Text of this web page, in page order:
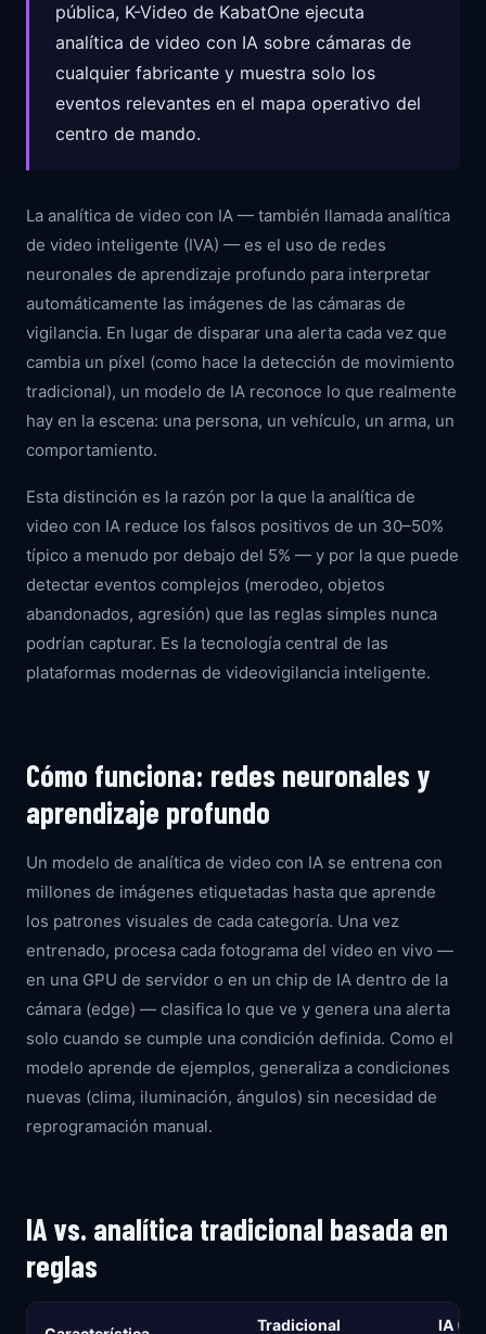
pública, K-Video de KabatOne ejecuta
analítica de video con IA sobre cámaras de
cualquier fabricante y muestra solo los
eventos relevantes en el mapa operativo del
centro de mando.
La analítica de video con IA — también llamada analítica
de video inteligente (IVA) — es el uso de redes
neuronales de aprendizaje profundo para interpretar
automáticamente las imágenes de las cámaras de
vigilancia. En lugar de disparar una alerta cada vez que
cambia un píxel (como hace la detección de movimiento
tradicional), un modelo de IA reconoce lo que realmente
hay en la escena: una persona, un vehículo, un arma, un
comportamiento.
Esta distinción es la razón por la que la analítica de
video con IA reduce los falsos positivos de un 30–50%
típico a menudo por debajo del 5% — y por la que puede
detectar eventos complejos (merodeo, objetos
abandonados, agresión) que las reglas simples nunca
podrían capturar. Es la tecnología central de las
plataformas modernas de videovigilancia inteligente.
Cómo funciona: redes neuronales y
aprendizaje profundo
Un modelo de analítica de video con IA se entrena con
millones de imágenes etiquetadas hasta que aprende
los patrones visuales de cada categoría. Una vez
entrenado, procesa cada fotograma del video en vivo —
en una GPU de servidor o en un chip de IA dentro de la
cámara (edge) — clasifica lo que ve y genera una alerta
solo cuando se cumple una condición definida. Como el
modelo aprende de ejemplos, generaliza a condiciones
nuevas (clima, iluminación, ángulos) sin necesidad de
reprogramación manual.
IA vs. analítica tradicional basada en
reglas
Tradicional IA